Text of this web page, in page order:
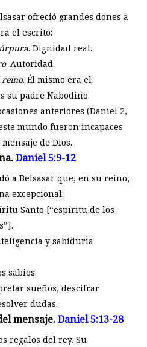
ofreció grandes dones a
el escrito:
. Dignidad real.
. Autoridad.
reino. Él mismo era el
su padre Nabodino.
anteriores (Daniel 2,
mundo fueron incapaces
de Dios.
Daniel 5:9-12
a Belsasar que, en su reino,
excepcional:
Santo [“espíritu de los
y sabiduría
sabios.
sueños, descifrar
dudas.
mensaje.Daniel 5:13-28
regalos del rey. Su